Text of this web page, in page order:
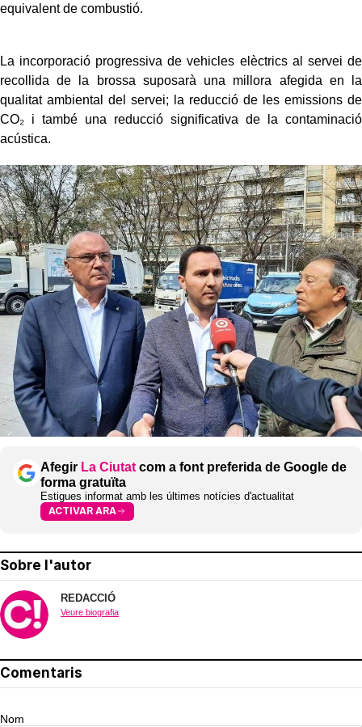
equivalent de combustió.
La incorporació progressiva de vehicles elèctrics al servei de
recollida de la brossa suposarà una millora afegida en la
qualitat ambiental del servei; la reducció de les emissions de
CO₂ i també una reducció significativa de la contaminació
acústica.
Afegir La Ciutat com a font preferida de Google de
forma gratuïta
Estigues informat amb les últimes notícies d'actualitat
ACTIVAR ARA
Sobre l'autor
REDACCIÓ
Veure biografia
Comentaris
Nom